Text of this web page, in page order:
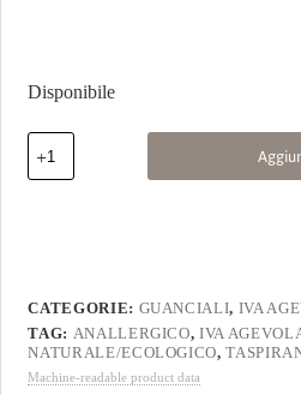
Disponibile
CATEGORIE: GUANCIALI, IVA
TAG: ANALLERGICO,IVA
NATURALE/ECOLOGICO,
Machine-readable product data